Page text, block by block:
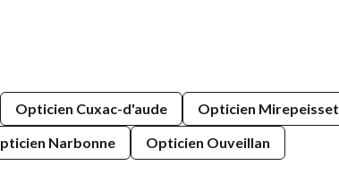
Opticien Cuxac-d'aude
Opticien Mirepeisset
Narbonne
Opticien Ouveillan